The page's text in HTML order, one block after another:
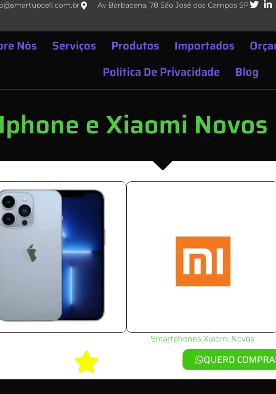
Av Barbacena, 78 São José dos Campos SP
Nós Serviços Produtos Importados
Política De Privacidade
Blog
e Xiaomi Novos
Smartphones Xiaomi Novos
QUERO